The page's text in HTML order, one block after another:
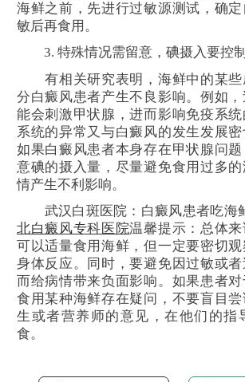
海鲜之前，先进行过敏源测试，确
敏后再食用。
3. 特殊情况需留意，碘摄入要控制
有相关研究表明，海鲜中的某些
分白癜风患者产生不良影响。例如
能会刺激甲状腺，进而影响免疫系
系统的异常又与白癜风的发生发展密
如果白癜风患者本身存在甲状腺问
意碘的摄入量，尽量避免食用过多
情产生不利影响。
武汉白斑医院：白癜风患者吃海
北白癜风专科医院温馨提示：总体
可以适量食用海鲜，但一定要密切
身体反应。同时，要避免因过敏或
而给病情带来负面影响。如果患者
食用某种海鲜存在疑问，不要盲目
生或者营养师的意见，在他们的指
食。